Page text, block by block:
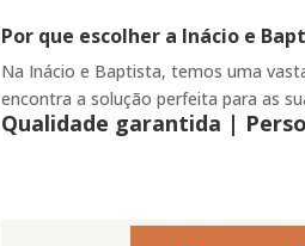
Por que escolher a Inácio e
Na Inácio e Baptista, temos uma
encontra a solução perfeita para as
Qualidade garantida |